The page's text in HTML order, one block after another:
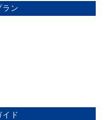
ラン
ド